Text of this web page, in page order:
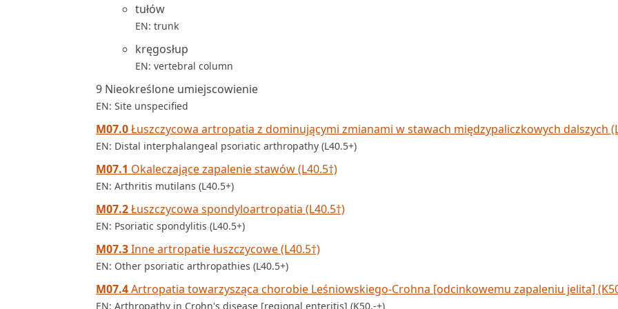
tułów
EN: trunk
kręgosłup
EN: vertebral column
9 Nieokreślone umiejscowienie
EN: Site unspecified
M07.0Łuszczycowa artropatia z dominującymi zmianami w stawach międzypaliczkowych dalszych
EN: Distal interphalangeal psoriatic arthropathy (L40.5+)
M07.1 Okaleczające zapalenie stawów (L40.5†)
EN: Arthritis mutilans (L40.5+)
M07.2Łuszczycowa spondyloartropatia (L40.5†)
EN: Psoriatic spondylitis (L40.5+)
M07.3Inne artropatie łuszczycowe (L40.5†)
EN: Other psoriatic arthropathies (L40.5+)
M07.4Artropatia towarzysząca chorobie Leśniowskiego-Crohna [odcinkowemu zapaleniu jelita]
EN: Arthropathy in Crohn's disease [regional enteritis] (K50.-+)